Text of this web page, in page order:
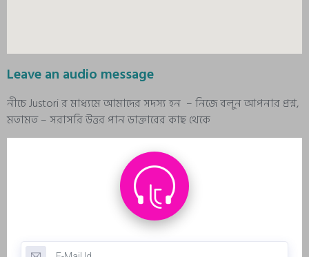
Leave an audio message
নীচে Justori র মাধ্যমে আমাদের সদস্য হন – নিজে বলুন আপনার প্রশ্ন,
মতামত – সরাসরি উত্তর পান ডাক্তারের কাছ থেকে